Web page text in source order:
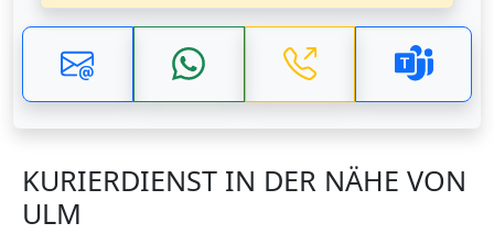
KURIERDIENST IN DER NÄHE VON
ULM